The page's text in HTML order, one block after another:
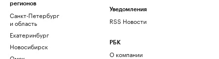
регионов
Санкт-Петербург
и область
Екатеринбург
Новосибирск
Уведомления
RSS Новости
РБК
О компании